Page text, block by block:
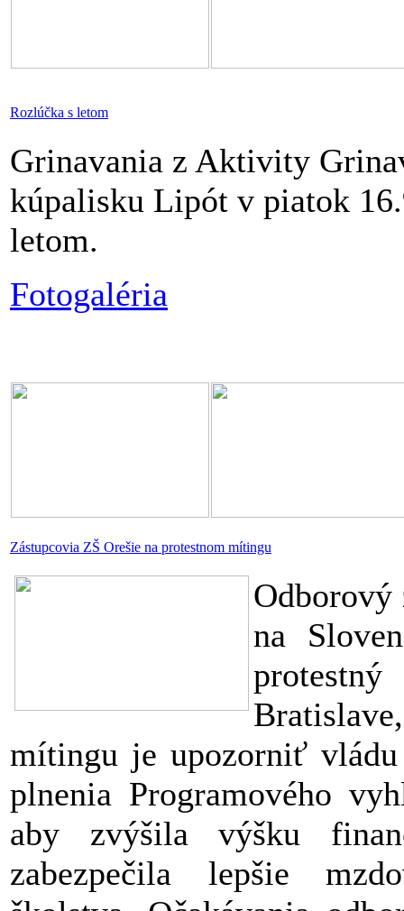
Rozlúčka s letom
Grinavania z Aktivity
kúpalisku Lipót v piatok
letom.
Fotogaléria
Zástupcovia ZŠ Orešie na protestnom mítingu
Odborový
na
mítingu je upozorniť
plnenia Programového
aby zvýšila výšku
zabezpečila lepšie